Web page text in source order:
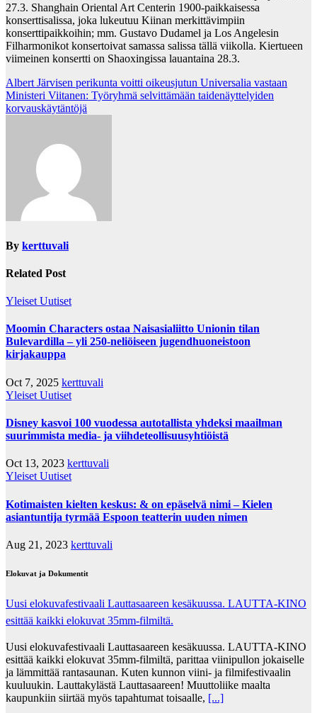
27.3. Shanghain Oriental Art Centerin 1900-paikkaisessa
konserttisalissa, joka lukeutuu Kiinan merkittävimpiin
konserttipaikkoihin; mm. Gustavo Dudamel ja Los Angelesin
Filharmonikot konsertoivat samassa salissa tällä viikolla. Kiertueen
viimeinen konsertti on Shaoxingissa lauantaina 28.3.
Post
navigation
Albert Järvisen perikunta voitti oikeusjutun Universalia vastaan
Ministeri Viitanen: Työryhmä selvittämään taidenäyttelyiden
korvauskäytäntöjä
By kerttuvali
Related Post
Yleiset Uutiset
Moomin Characters ostaa Naisasialiitto Unionin tilan
Bulevardilla – yli 250-neliöiseen jugendhuoneistoon
kirjakauppa
Oct 7, 2025 kerttuvali
Yleiset Uutiset
Disney kasvoi 100 vuodessa autotallista yhdeksi maailman
suurimmista media- ja viihdeteollisuusyhtiöistä
Oct 13, 2023 kerttuvali
Yleiset Uutiset
Kotimaisten kielten keskus: & on epäselvä nimi – Kielen
asiantuntija tyrmää Espoon teatterin uuden nimen
Aug 21, 2023 kerttuvali
Elokuvat ja Dokumentit
Uusi elokuvafestivaali Lauttasaareen kesäkuussa. LAUTTA-KINO
esittää kaikki elokuvat 35mm-filmiltä.
Uusi elokuvafestivaali Lauttasaareen kesäkuussa. LAUTTA-KINO
esittää kaikki elokuvat 35mm-filmiltä, parittaa viinipullon jokaiselle
ja lämmittää rantasaunan. Kuten kunnon viini- ja filmifestivaalin
kuuluukin. Lauttakylästä Lauttasaareen! Muuttoliike maalta
kaupunkiin siirtää myös tapahtumat toisaalle, [...]